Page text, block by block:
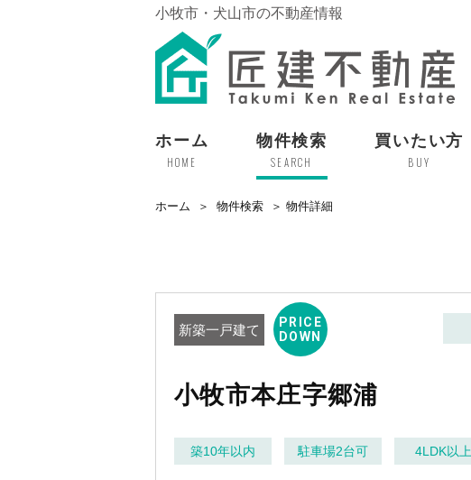
小牧市・犬山市の不動産情報
ホーム
HOME
物件検索
SEARCH
買いたい方
BUY
ホーム 物件検索 物件詳細
新築一戸建て
PRICE
DOWN
小牧市本庄字郷浦
築10年以内 駐車場2台可 4LDK以上